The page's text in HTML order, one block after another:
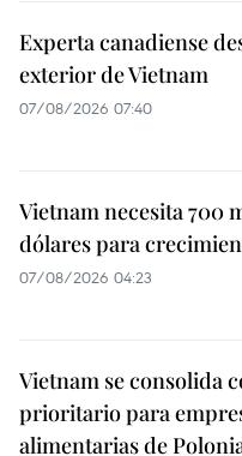
Experta canadiense
exterior de Vietnam
07/08/2026 07:40
Vietnam necesita 700
dólares para
07/08/2026 04:23
Vietnam se consolida
prioritario para
alimentarias de